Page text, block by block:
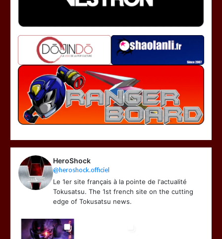
HeroShock
@heroshock.officiel
Le 1er site français à la pointe de l'actualité
Tokusatsu. The 1st french site on the cutting
edge of Tokusatsu news.